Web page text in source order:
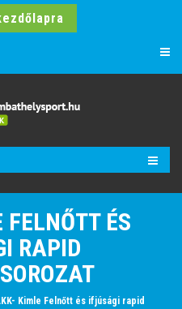
ÉS
RAPID
Kimle Felnőtt és ifjúsági rapid